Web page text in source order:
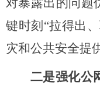
对暴露出的问题
键时刻 “拉得出
灾和公共安全提
二是强化公